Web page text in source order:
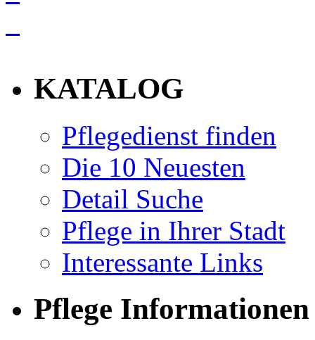
KATALOG
Pflegedienst finden
Die 10 Neuesten
Detail Suche
Pflege in Ihrer Stadt
Interessante Links
Pflege Informationen